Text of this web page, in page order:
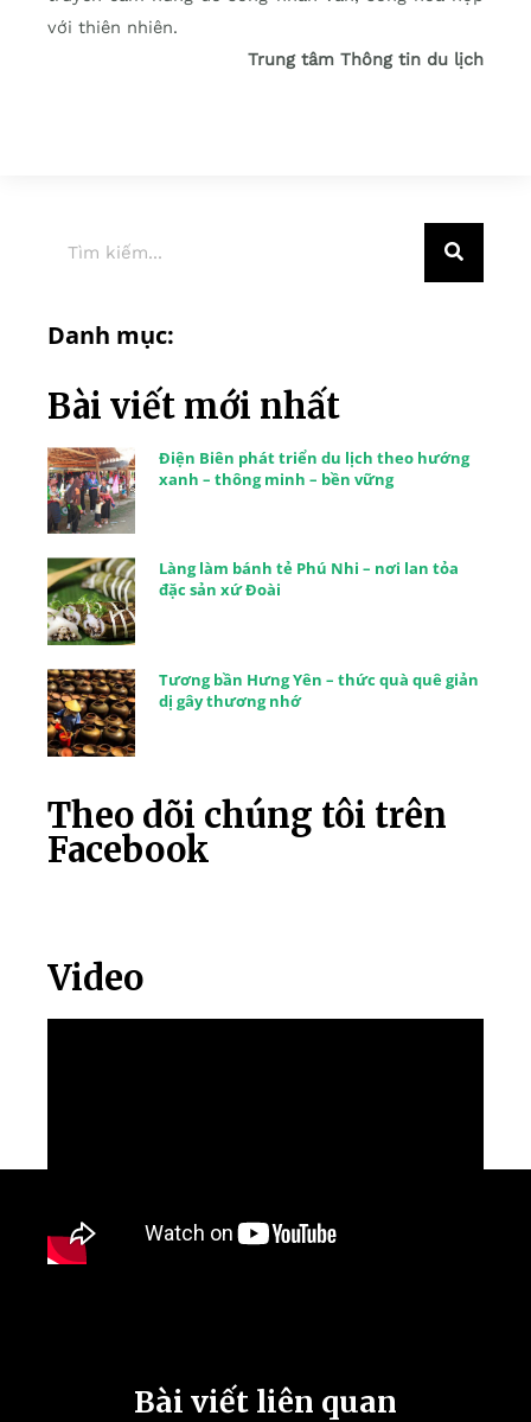
với thiên nhiên.
Trung tâm Thông tin du lịch
Danh mục:
Bài viết mới nhất
Điện Biên phát triển du lịch theo hướng
xanh – thông minh – bền vững
Làng làm bánh tẻ Phú Nhi – nơi lan tỏa
đặc sản xứ Đoài
Tương bần Hưng Yên – thức quà quê giản
dị gây thương nhớ
Theo dõi chúng tôi trên
Facebook
Video
Bài viết liên quan